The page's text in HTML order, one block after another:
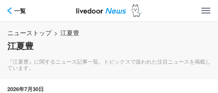
一覧
ニューストップ > 江夏豊
江夏豊
『江夏豊』に関するニュース記事一覧。トピックスで扱われた注目ニュースを掲載し
ています。
2026年7月30日